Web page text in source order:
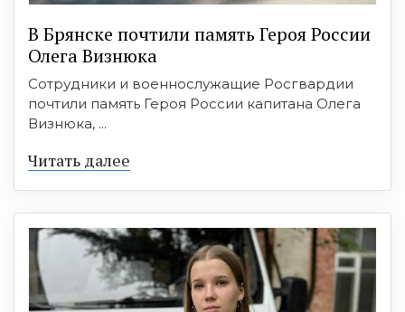
В Брянске почтили память Героя России
Олега Визнюка
Сотрудники и военнослужащие Росгвардии
почтили память Героя России капитана Олега
Визнюка, ...
Читать далее